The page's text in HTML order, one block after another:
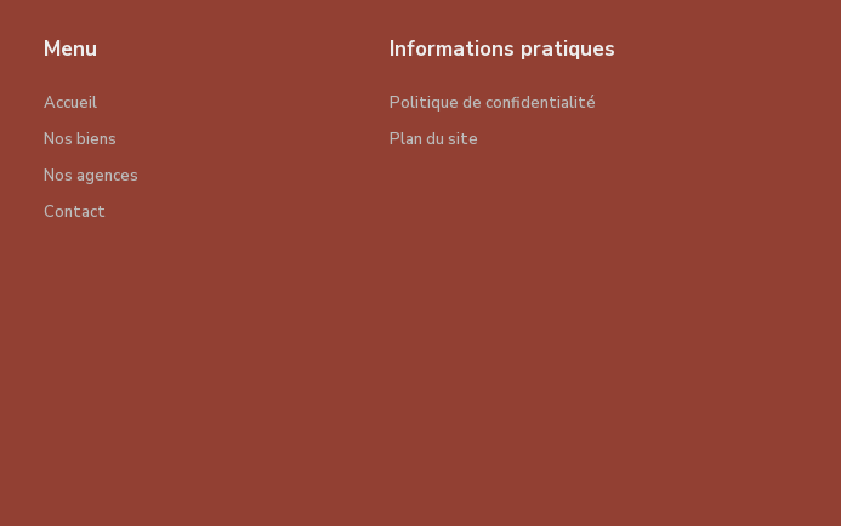
Menu
Accueil
Nos biens
Nos agences
Contact
Informations pratiques
Politique de confidentialité
Plan du site